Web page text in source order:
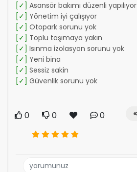
[✓] Asansör bakımı düzenli yapılıyor
[✓] Yönetim iyi çalışıyor
[✓] Otopark sorunu yok
[✓] Toplu taşımaya yakın
[✓] Isınma izolasyon sorunu yok
[✓] Yeni bina
[✓] Sessiz sakin
[✓] Güvenlik sorunu yok
0 0 0